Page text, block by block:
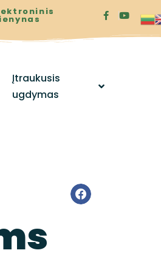
Įtraukusis
ugdymas